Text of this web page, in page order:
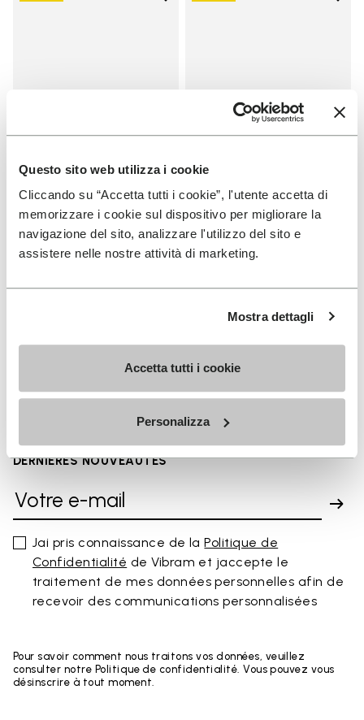
Questo sito web utilizza i cookie
Cliccando su “Accetta tutti i cookie”, l'utente accetta di
memorizzare i cookie sul dispositivo per migliorare la
navigazione del sito, analizzare l'utilizzo del sito e
assistere nelle nostre attività di marketing.
Mostra dettagli
Accetta tutti i cookie
Personalizza
One Quarter Toile
+ 2 couleurs
Price reduced from
€
€
SOLDES
One Quarter Toile
+ 2 couleurs
Price reduced from
€
€
You've seen 8 products out of 8
INSCRIVEZ-VOUS POUR NE PAS MANQUER NOS
DERNIÈRES NOUVEAUTÉS
Jai pris connaissance de laPolitique de
Confidentialité de Vibram et jaccepte le
traitement de mes données personnelles afin de
recevoir des communications personnalisées
Pour savoir comment nous traitons vos données, veuillez
consulter notre Politique de confidentialité. Vous pouvez vous
désinscrire à tout moment.